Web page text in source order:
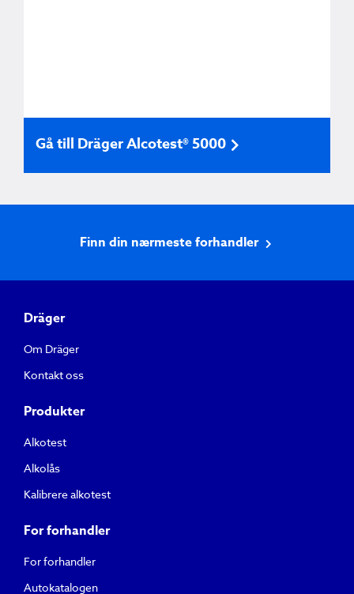
Gå till Dräger Alcotest® 5000
Dräger
Om Dräger
Kontakt oss
Produkter
Alkotest
Alkolås
Kalibrere alkotest
For forhandler
For forhandler
Autokatalogen
Finn din nærmeste forhandler